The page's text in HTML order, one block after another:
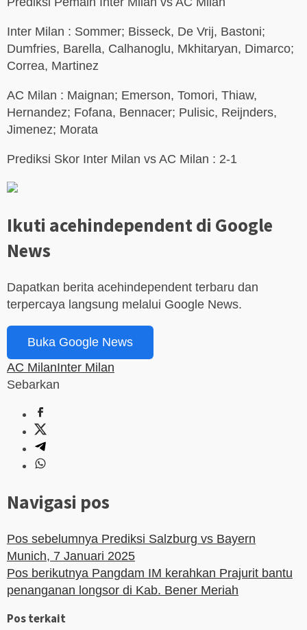
Inter Milan : Sommer; Bisseck, De Vrij, Bastoni;
Dumfries, Barella, Calhanoglu, Mkhitaryan, Dimarco;
Correa, Martinez
AC Milan : Maignan; Emerson, Tomori, Thiaw,
Hernandez; Fofana, Bennacer; Pulisic, Reijnders,
Jimenez; Morata
Prediksi Skor Inter Milan vs AC Milan : 2-1
Ikuti acehindependent di Google
News
Dapatkan berita acehindependent terbaru dan
terpercaya langsung melalui Google News.
Buka Google News
AC MilanInter Milan
Sebarkan
Navigasi pos
Pos sebelumnya Prediksi Salzburg vs Bayern
Munich, 7 Januari 2025
Pos berikutnya Pangdam IM kerahkan Prajurit bantu
penanganan longsor di Kab. Bener Meriah
Pos terkait